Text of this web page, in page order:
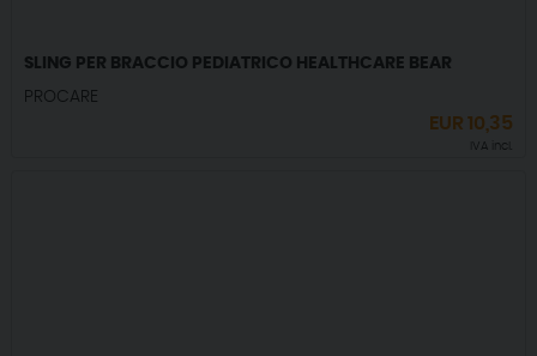
SLING PER BRACCIO PEDIATRICO HEALTHCARE BEAR
PROCARE
EUR10,35
IVA incl.